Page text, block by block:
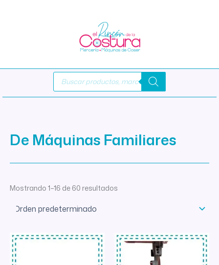
Búsqueda
productos
De Máquinas Familiares
Mostrando 1–16 de 60 resultados